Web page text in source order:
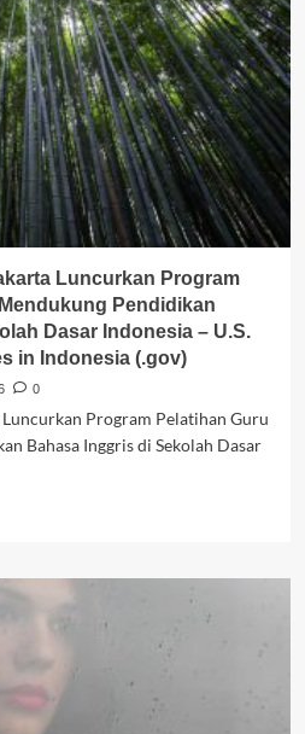
Luncurkan Program
Pendidikan
Dasar Indonesia – U.S.
in Indonesia (.gov)
0
Program Pelatihan Guru
Bahasa Inggris di Sekolah Dasar